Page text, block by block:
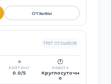
Отзывы
Нет отзывов
⭐
РЕЙТИНГ
0.0/5
🕐
РАБОТА
Круглосуточн
о